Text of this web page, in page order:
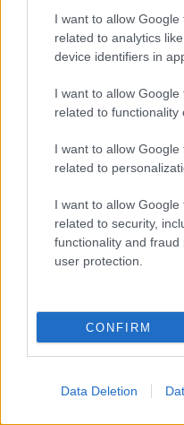
I want to allow
related to analytics
device identifiers in
I want to allow
related to functionality
I want to allow
related to
I want to allow
related to security,
functionality and
user protection.
CONFIRM
Data Deletion
senza provarla:
Lo sapevi che...
È stato eletto il
Regno Unito: il